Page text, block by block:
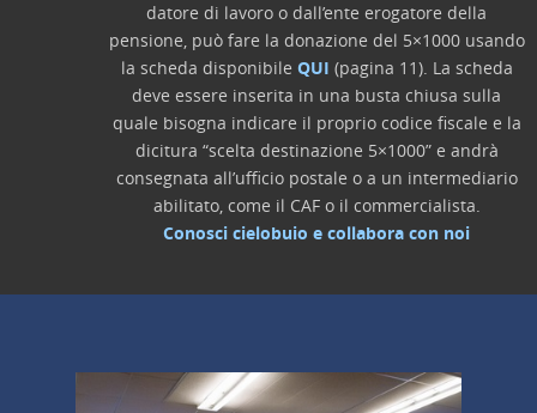
datore di lavoro o dall’ente erogatore della
pensione, può fare la donazione del 5×1000 usando
la scheda disponibile QUI (pagina 11). La scheda
deve essere inserita in una busta chiusa sulla
quale bisogna indicare il proprio codice fiscale e la
dicitura “scelta destinazione 5×1000” e andrà
consegnata all’ufficio postale o a un intermediario
abilitato, come il CAF o il commercialista.
Conosci cielobuio e collabora con noi